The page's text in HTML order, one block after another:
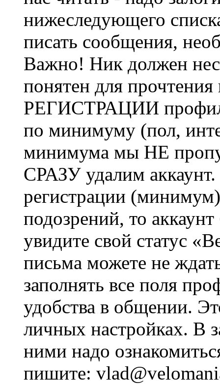
нижеследующего
писать сообщения,
Важно! Ник должен
понятен для
РЕГИСТРАЦИИ профиль
по минимуму (пол,
минимума мы НЕ
СРАЗУ удалим
регистрации
подозрений, то
увидите свой статус
письма можете не
заполнять все поля
удобства в общении.
личных настройках. В
ними надо
пишите: